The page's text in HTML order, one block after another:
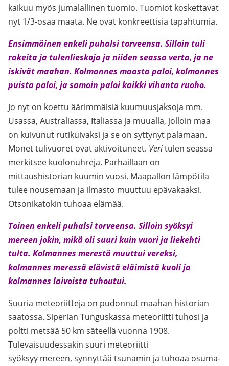
kaikuu myös jumalallinen tuomio. Tuomiot koskettavat
nyt 1/3-osaa maata. Ne ovat konkreettisia tapahtumia.
Ensimmäinen enkeli puhalsi torveensa. Silloin tuli
rakeita ja tulenlieskoja ja niiden seassa verta, ja ne
iskivät maahan. Kolmannes maasta paloi, kolmannes
puista paloi, ja samoin paloi kaikki vihanta ruoho.
Jo nyt on koettu äärimmäisiä kuumuusjaksoja mm.
Usassa, Australiassa, Italiassa ja muualla, jolloin maa
on kuivunut rutikuivaksi ja se on syttynyt palamaan.
Monet tulivuoret ovat aktivoituneet. Veritulen seassa
merkitsee kuolonuhreja. Parhaillaan on
mittaushistorian kuumin vuosi. Maapallon lämpötila
tulee nousemaan ja ilmasto muuttuu epävakaaksi.
Otsonikatokin tuhoaa elämää.
Toinen enkeli puhalsi torveensa. Silloin syöksyi
mereen jokin, mikä oli suuri kuin vuori ja liekehti
tulta. Kolmannes merestä muuttui vereksi,
kolmannes meressä elävistä eläimistä kuoli ja
kolmannes laivoista tuhoutui.
Suuria meteoriitteja on pudonnut maahan historian
saatossa. Siperian Tunguskassa meteoriitti tuhosi ja
poltti metsää 50 km säteellä vuonna 1908.
Tulevaisuudessakin suuri meteoriitti
syöksyy mereen, synnyttää tsunamin ja tuhoaa osuma-